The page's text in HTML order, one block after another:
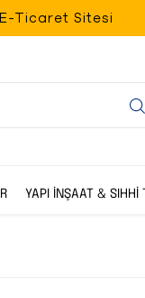
Ticaret Sitesi
YAPI İNŞAAT & SIHHİ